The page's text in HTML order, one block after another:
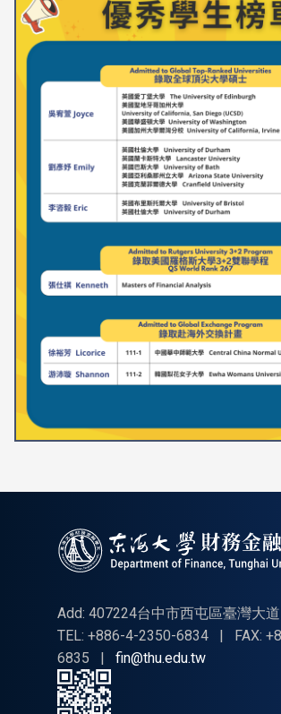
Add: 407224台中市西屯區臺灣大
TEL: +886-4-2350-6834
|
FAX:
6835
| fin@thu.edu.tw